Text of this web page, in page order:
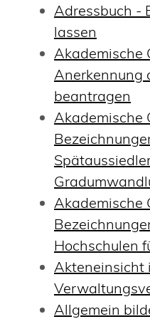
Adressbuch -
lassen
Akademische
Anerkennung
beantragen
Akademische
Akademische
Hochschulen
Akteneinsicht
Allgemein